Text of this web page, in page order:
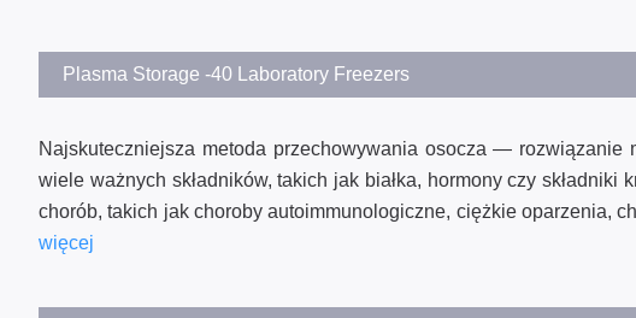
Plasma Storage -40 Laboratory Freezers
Najskuteczniejsza metoda przechowywania osocza — rozwiązanie
wiele ważnych składników, takich jak białka, hormony czy
chorób, takich jak choroby autoimmunologiczne, ciężkie oparzenia,
więcej